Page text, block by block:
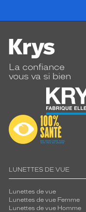
La confiance
vous va si bien
LUNETTES DE VUE
Lunettes de vue
Lunettes de vue Femme
Lunettes de vue Homme